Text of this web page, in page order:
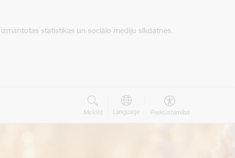
statistikas un sociālo mediju sīkdatnes.
Meklēt Language Piekļūstamība